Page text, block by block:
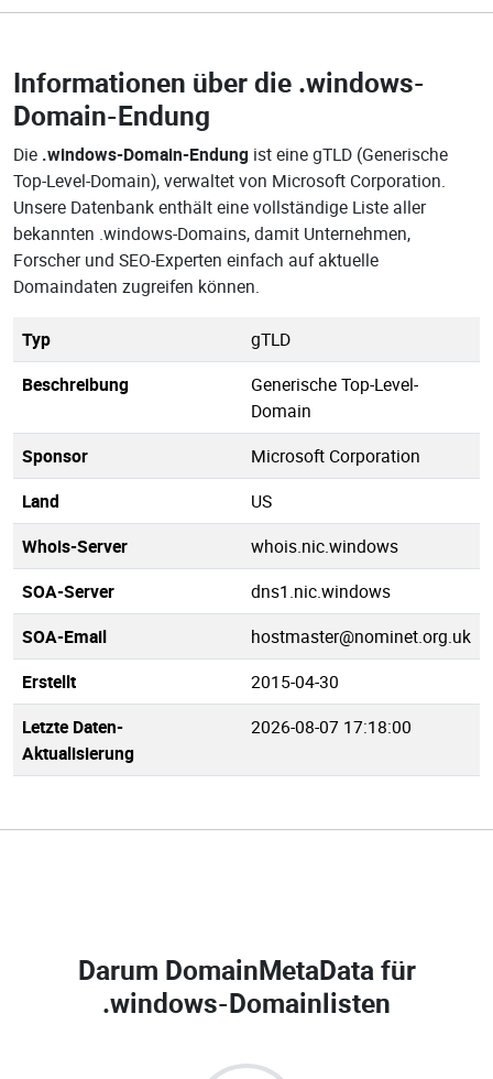
Informationen über die .windows-
Domain-Endung
Die .windows-Domain-Endung ist eine gTLD (Generische
Top-Level-Domain), verwaltet von Microsoft Corporation.
Unsere Datenbank enthält eine vollständige Liste aller
bekannten .windows-Domains, damit Unternehmen,
Forscher und SEO-Experten einfach auf aktuelle
Domaindaten zugreifen können.
Typ
gTLD
Beschreibung
Generische Top-Level-
Domain
Sponsor
Microsoft Corporation
Land
US
Whois-Server
whois.nic.windows
SOA-Server
dns1.nic.windows
SOA-Email
hostmaster@nominet.org.uk
Erstellt
2015-04-30
Letzte Daten-
Aktualisierung
2026-08-07 17:18:00
Darum DomainMetaData für
.windows-Domainlisten